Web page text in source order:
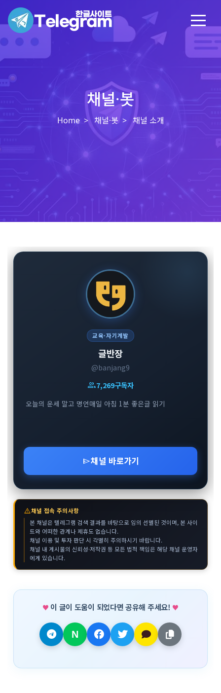
채널·봇
Home 채널·봇 채널 소개
교육·자기계발
글반장
@banjang9
group7,269구독자
오늘의 운세 말고 명언매일 아침 1분 좋은글 읽기
send채널 바로가기
warning채널 접속 주의사항
본 채널은 텔레그램 검색 결과를 바탕으로 임의 선별된 것이며, 본 사이
트와 어떠한 관계나 제휴도 없습니다.
채널 이용 및 투자 판단 시 각별히 주의하시기 바랍니다.
채널 내 게시물의 신뢰성·저작권 등 모든 법적 책임은 해당 채널 운영자
에게 있습니다.
이 글이 도움이 되었다면 공유해 주세요!